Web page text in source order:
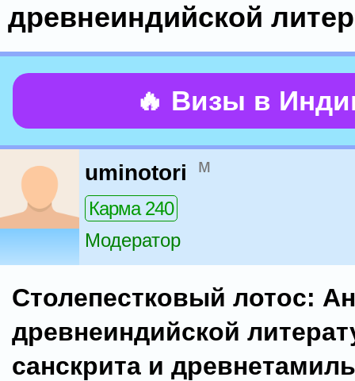
древнеиндийской
🔥 Визы в
uminotori м
Карма 240
Модератор
Столепестковый лотос:
древнеиндийской
санскрита и